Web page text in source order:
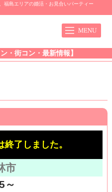
福島エリアの婚活・お見合いパーティー
・街コン・最新情報】
了しました。
市
～